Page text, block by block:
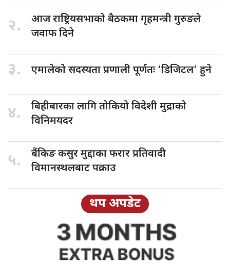
२. आज राष्ट्रियसभाकोबैठकमा गृहमन्त्री गुरुङले
जवाफ दिने
३. एमालेको सदस्यताप्रणाली पूर्णतः ‘डिजिटल’ हुने
४. बिहीबारका लागितोकियो विदेशी मुद्राको
विनिमयदर
५. बैंकिङ कसुरमुद्दाका फरार प्रतिवादी
विमानस्थलबाट पक्राउ
थप अपडेट